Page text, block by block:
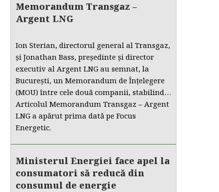
Memorandum Transgaz –
Argent LNG
Ion Sterian, directorul general al Transgaz,
și Jonathan Bass, președinte și director
executiv al Argent LNG au semnat, la
București, un Memorandum de Înțelegere
(MOU) între cele două companii, stabilind…
Articolul Memorandum Transgaz – Argent
LNG a apărut prima dată pe Focus
Energetic.
Ministerul Energiei face apel la
consumatori să reducă din
consumul de energie